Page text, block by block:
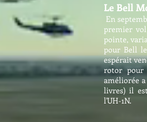
Le Bell
En
premier
pointe,
pour Bell
espérait
rotor pour
améliorée
livres) il
l'UH-1N.